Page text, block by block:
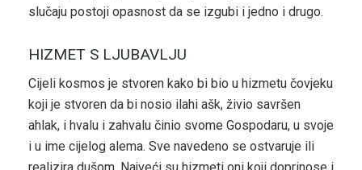
slučaju postoji opasnost da se izgubi i jedno i drugo.
HIZMET S LJUBAVLJU
Cijeli kosmos je stvoren kako bi bio u hizmetu čovjeku
koji je stvoren da bi nosio ilahi ašk, živio savršen
ahlak, i hvalu i zahvalu činio svome Gospodaru, u svoje
i u ime cijelog alema. Sve navedeno se ostvaruje ili